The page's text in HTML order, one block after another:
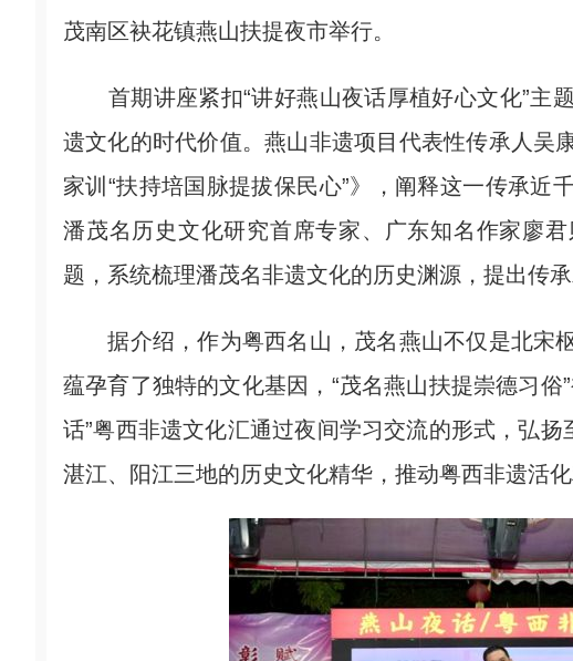
茂南区袂花镇燕山扶提夜市举行。
首期讲座紧扣“讲好燕山夜话厚植好心文化”主
遗文化的时代价值。燕山非遗项目代表性传承人吴
家训“扶持培国脉提拔保民心”》，阐释这一传承近
潘茂名历史文化研究首席专家、广东知名作家廖
题，系统梳理潘茂名非遗文化的历史渊源，提出传
据介绍，作为粤西名山，茂名燕山不仅是北宋
蕴孕育了独特的文化基因，“茂名燕山扶提崇德习
话”粤西非遗文化汇通过夜间学习交流的形式，弘扬
湛江、阳江三地的历史文化精华，推动粤西非遗活